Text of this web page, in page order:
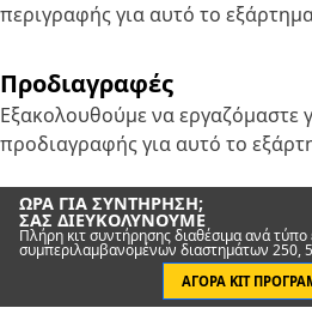
περιγραφής για αυτό το
Προδιαγραφές
Εξακολουθούμε να εργαζόμαστε
προδιαγραφής για αυτό το
ΏΡΑ ΓΙΑ ΣΥΝΤΉΡΗΣΗ;
ΣΑΣ ΔΙΕΥΚΟΛΎΝΟΥΜΕ
Πλήρη κιτ συντήρησης διαθέσιμα ανά τύπο
συμπεριλαμβανομένων διαστημάτων 250,
ΑΓΟΡΆ ΚΙΤ